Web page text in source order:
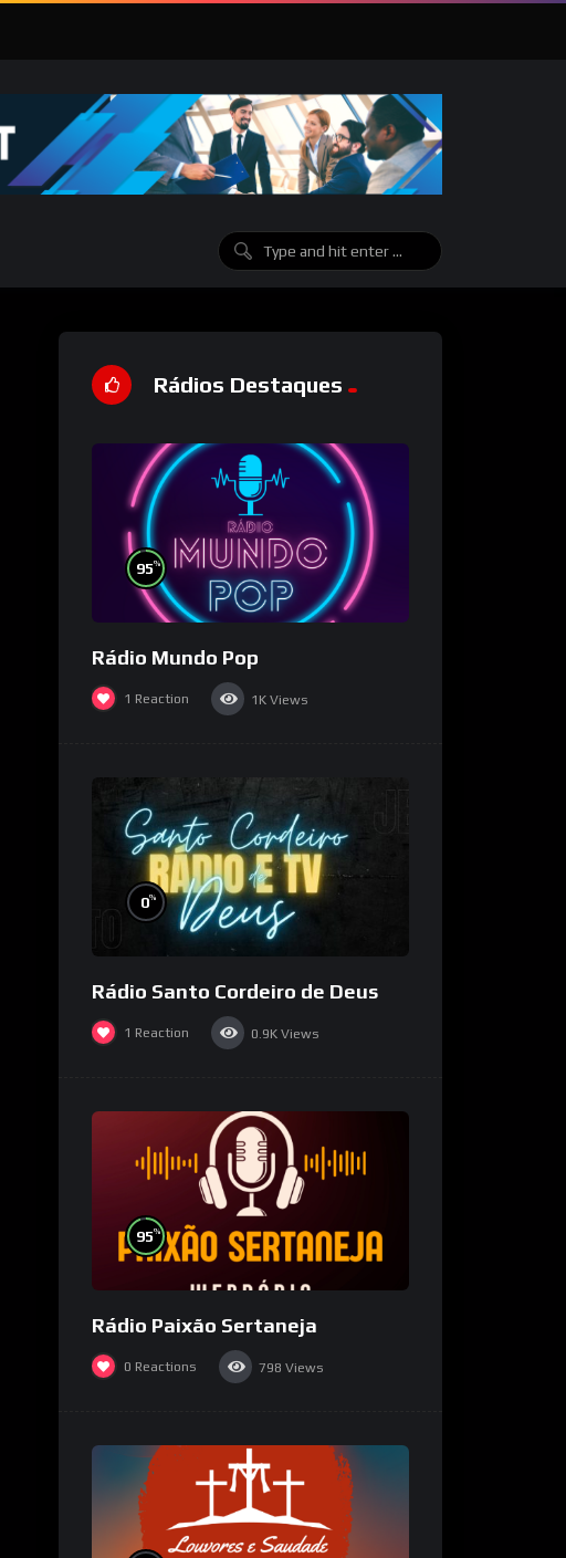
Rádios Destaques
95%
Rádio Mundo Pop
1 Reaction 1K Views
0%
Rádio Santo Cordeiro de Deus
1 Reaction 0.9K Views
95%
Rádio Paixão Sertaneja
0 Reactions 798 Views